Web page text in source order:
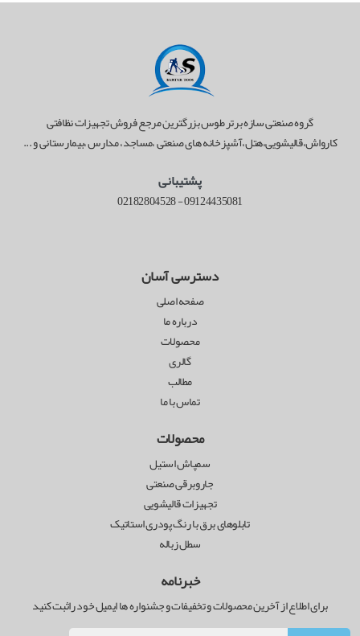
گروه صنعتی سازه برتر طوس بزرگترین مرجع فروش تجهیزات نظافتی
کارواش،قالیشویی،هتل،آشپزخانه های صنعتی ،مساجد، مدارس ،بیمارستانی و ...
پشتیبانی
09124435081
-
02182804528
دسترسی آسان
صفحه اصلی
درباره ما
محصولات
گالری
مطالب
تماس با ما
محصولات
سمپاش استیل
جاروبرقی صنعتی
تجهیزات قالیشویی
تابلوهای برق با رنگ پودری استاتیک
سطل زباله
خبرنامه
برای اطلاع از آخرین محصولات و تخفیفات و جشنواره ها ایمیل خود راثبت کنید